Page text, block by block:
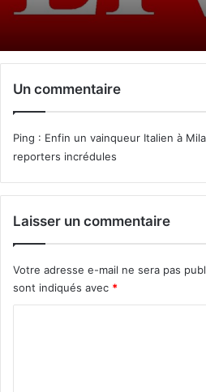
Un commentaire
Ping : Enfin un vainqueur Italien à
reporters incrédules
Laisser un commentaire
Votre adresse e-mail ne sera pas
sont indiqués avec *